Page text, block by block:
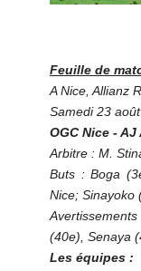
Feuille de
A Nice, Allianz
Samedi 23
OGC Nice -
Arbitre : M.
Buts : Boga
Nice; Sinayoko
(40e), Senaya
Les équipes :